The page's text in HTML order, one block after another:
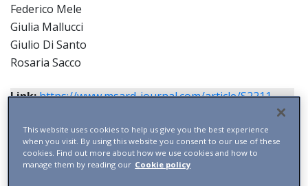
Federico Mele
Giulia Mallucci
Giulio Di Santo
Rosaria Sacco
Link:https://www.msard-journal.com/article/S2211-
This website uses cookies to help us give you the best experience
when you visit. By using this website you consent to our use of these
cookies. Find out more about how we use cookies and how to
manage them by reading our Cookie policy